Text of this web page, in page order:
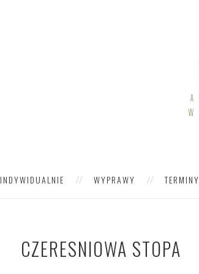
INDYWIDUALNIE WYPRAWY TERMINY
CZERESNIOWA STOPA